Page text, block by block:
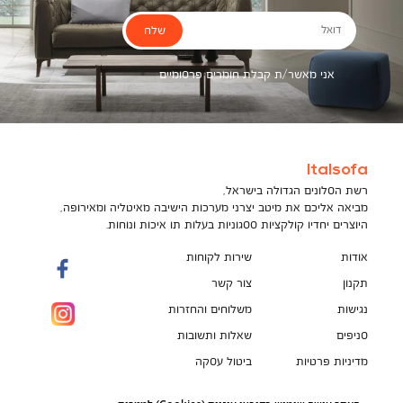
דואל
אני מאשר/ת קבלת חומרים פרסומיים
שלח
Italsofa
רשת הסלונים הגדולה בישראל,
מביאה אליכם את מיטב יצרני מערכות הישיבה מאיטליה ומאירופה,
היוצרים יחדיו קולקציות ססגוניות בעלות תו איכות ונוחות.
אודות
תקנון
נגישות
סניפים
מדיניות פרטיות
שירות לקוחות
צור קשר
משלוחים והחזרות
שאלות ותשובות
ביטול עסקה